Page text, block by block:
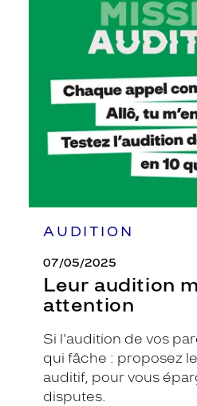
AUDITION
07/05/2025
Leur audition
attention
Si l'audition de vos
qui fâche : proposez
auditif, pour vous
disputes.